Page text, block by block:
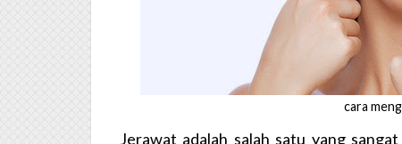
cara
Jerawat adalah salah satu yang